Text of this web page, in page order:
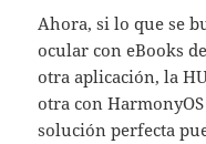
Ahora, si lo que se
ocular con eBooks
otra aplicación, la
otra con
solución perfecta